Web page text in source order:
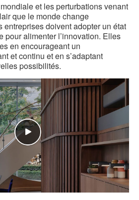
et les perturbations venant
que le monde change
entreprises doivent adopter un état
pour alimenter l’innovation. Elles
en encourageant un
et continu et en s’adaptant
possibilités.